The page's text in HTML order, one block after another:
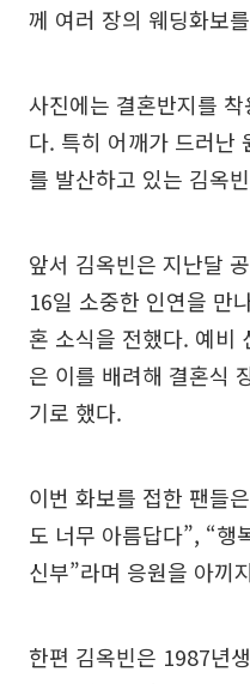
께 여러 장의 웨딩화보
사진에는 결혼반지를
다. 특히 어깨가 드러난
를 발산하고 있는 김옥
앞서 김옥빈은 지난달
16일 소중한 인연을 만
혼 소식을 전했다. 예비
은 이를 배려해 결혼식
기로 했다.
이번 화보를 접한 팬들
도 너무 아름답다”, “행
신부”라며 응원을 아끼
한편 김옥빈은 1987년